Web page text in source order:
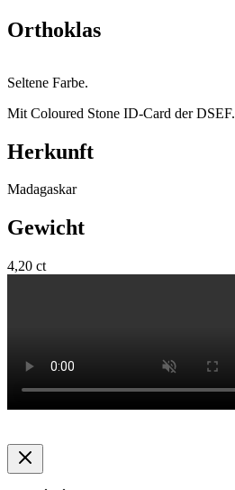
Orthoklas
Seltene Farbe.
Mit Coloured Stone ID-Card der DSEF.
Herkunft
Madagaskar
Gewicht
4,20 ct